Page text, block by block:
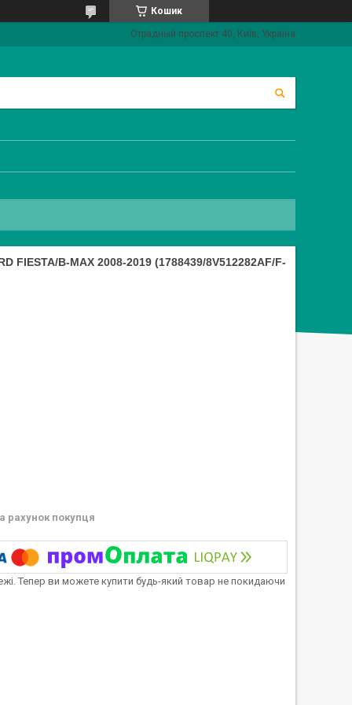
Кошик
Отрадный проспект 40, Київ, Україна
B-MAX 2008-2019 (1788439/8V512282AF/F-
рахунок покупця
Тепер ви можете купити будь-який товар не покидаючи